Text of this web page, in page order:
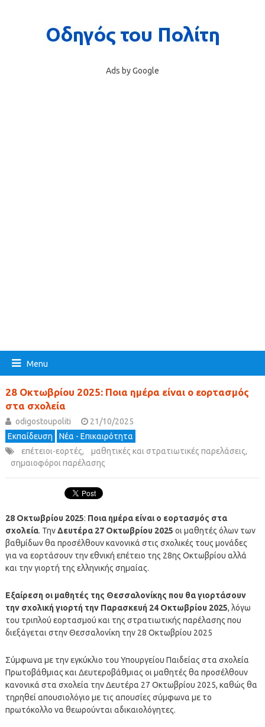
Ads by Google
Menu
28 Οκτωβρίου 2025: Ποια ημέρα είναι ο εορτασμός
στα σχολεία
odigostoupoliti
21/10/2025
Εκπαίδευση
Νέα - Επικαιρότητα
επέτειοι-εορτές, μαθητικές και στρατιωτικές παρελάσεις,
σημαιοφόροι παρέλασης
28 Οκτωβρίου 2025: Ποια ημέρα είναι ο εορτασμός στα
σχολεία. ΤηνΔευτέρα 27 Οκτωβρίου 2025 οι μαθητές όλων των
βαθμίδων θα προσέλθουν κανονικά στις σχολικές τους μονάδες
για να εορτάσουν την εθνική επέτειο της 28ης Οκτωβρίου αλλά
και την γιορτή της ελληνικής σημαίας.
Εξαίρεση οι μαθητές της Θεσσαλονίκης που θα γιορτάσουν
την σχολική γιορτή την Παρασκευή 24 Οκτωβρίου 2025, λόγω
του τριπλού εορτασμού και της στρατιωτικής παρέλασης που
διεξάγεται στην Θεσσαλονίκη την 28 Οκτωβρίου 2025
Σύμφωνα με την εγκύκλιο του Υπουργείου Παιδείας στα σχολεία
Πρωτοβάθμιας και Δευτεροβάθμιας οι μαθητές θα προσέλθουν
κανονικά στα σχολεία την Δευτέρα 27 Οκτωβρίου 2025, καθώς θα
τηρηθεί απουσιολόγιο με τις απουσίες σύμφωνα με το
πρωτόκολλο να θεωρούνται αδικαιολόγητες.